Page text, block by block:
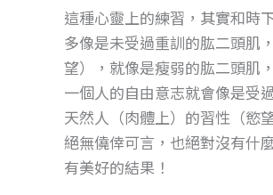
這種心靈上的練習，其實和時
多像是未受過重訓的肱二頭肌
望），就像是瘦弱的肱二頭肌
一個人的自由意志就會像是受
天然人（肉體上）的習性（慾
絕無僥倖可言，也絕對沒有
有美好的結果！